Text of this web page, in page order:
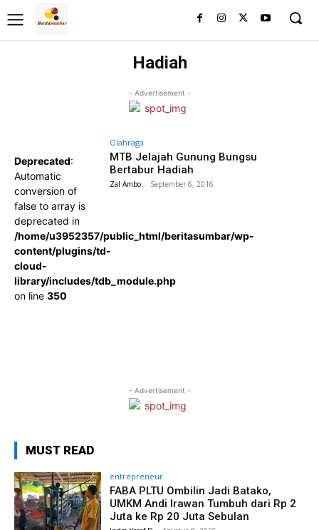
Hadiah
- Advertisement -
Deprecated:
Automatic
conversion of
false to array is
deprecated in
/home/u3952357/public_html/beritasumbar/wp-
content/plugins/td-
cloud-
library/includes/tdb_module.php
on line 350
Olahraga
MTB Jelajah Gunung Bungsu
Bertabur Hadiah
Zal Ambo - September 6, 2016
- Advertisement -
MUST READ
entrepreneur
FABA PLTU Ombilin Jadi Batako,
UMKM Andi Irawan Tumbuh dari Rp 2
Juta ke Rp 20 Juta Sebulan